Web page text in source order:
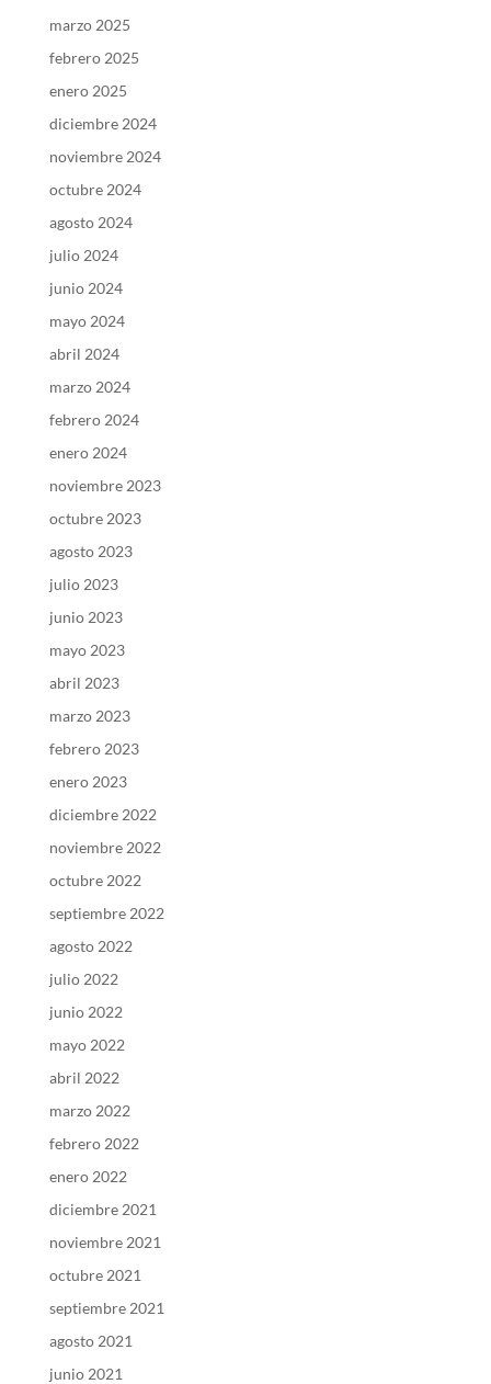
marzo 2025
febrero 2025
enero 2025
diciembre 2024
noviembre 2024
octubre 2024
agosto 2024
julio 2024
junio 2024
mayo 2024
abril 2024
marzo 2024
febrero 2024
enero 2024
noviembre 2023
octubre 2023
agosto 2023
julio 2023
junio 2023
mayo 2023
abril 2023
marzo 2023
febrero 2023
enero 2023
diciembre 2022
noviembre 2022
octubre 2022
septiembre 2022
agosto 2022
julio 2022
junio 2022
mayo 2022
abril 2022
marzo 2022
febrero 2022
enero 2022
diciembre 2021
noviembre 2021
octubre 2021
septiembre 2021
agosto 2021
junio 2021